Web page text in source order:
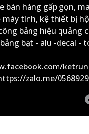
bán hàng gấp gọn,
tính, kệ thiết bị
bảng hiệu quảng
bạt - alu -decal -
zalo.me/